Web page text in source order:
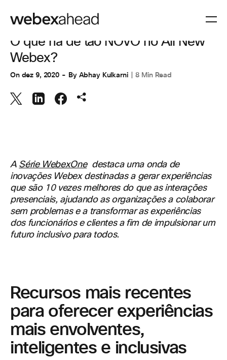
COLABORAÇÃO
O que há de tão NOVO no All New
Webex?
On dez 9, 2020 By Abhay Kulkarni 8 Min Read
A Série WebexOne destaca uma onda de
inovações Webex destinadas a gerar experiências
que são 10 vezes melhores do que as interações
presenciais, ajudando as organizações a colaborar
sem problemas e a transformar as experiências
dos funcionários e clientes a fim de impulsionar um
futuro inclusivo para todos.
Recursos mais recentes
para oferecer experiências
mais envolventes,
inteligentes e inclusivas